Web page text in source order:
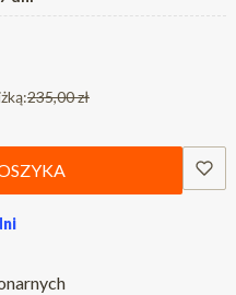
235,00 zł